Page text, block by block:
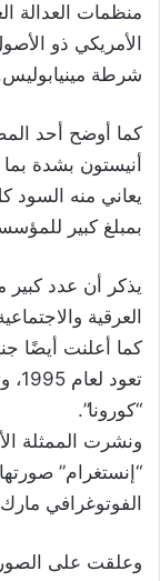
منظمات العدالة
الأمريكي ذو
شرطة
كما أوضح أحد
أنيستون بشدة
يعاني منه السود
بمبلغ كبير
يذكر أن عدد كبير
العرقية
كما أعلنت أيضًا
“كورونا”.
ونشرت الممثلة
“إنستغرام”
الفوتوغرافي
وعلقت على